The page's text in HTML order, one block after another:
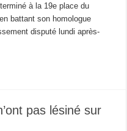
à la 19e place du
battant son homologue
disputé lundi après-
pas lésiné sur